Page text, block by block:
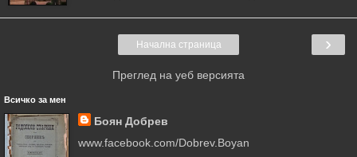
›
Начална страница
Преглед на уеб версията
Всичко за мен
Боян Добрев
www.facebook.com/Dobrev.Boyan